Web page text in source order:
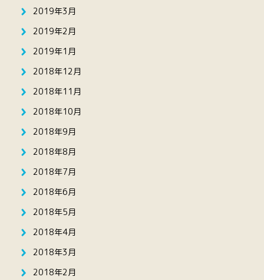
2019年3月
2019年2月
2019年1月
2018年12月
2018年11月
2018年10月
2018年9月
2018年8月
2018年7月
2018年6月
2018年5月
2018年4月
2018年3月
2018年2月